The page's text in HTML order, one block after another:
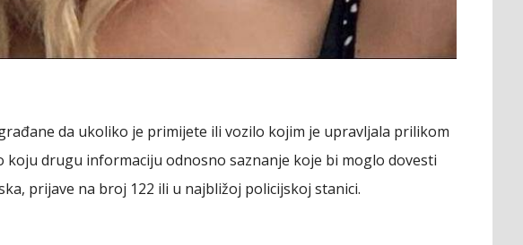
da ukoliko je primijete ili vozilo kojim je upravljala prilikom
koju drugu informaciju odnosno saznanje koje bi moglo dovesti
prijave na broj 122 ili u najbližoj policijskoj stanici.